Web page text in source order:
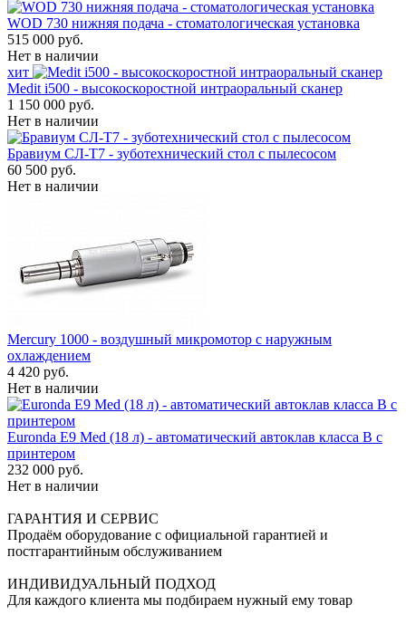
WOD 730 нижняя подача - стоматологическая установка
515 000 руб.
Нет в наличии
хит
Medit i500 - высокоскоростной интраоральный сканер
1 150 000 руб.
Нет в наличии
Бравиум СЛ-Т7 - зуботехнический стол с пылесосом
60 500 руб.
Нет в наличии
Mercury 1000 - воздушный микромотор с наружным
охлаждением
4 420 руб.
Нет в наличии
Euronda E9 Med (18 л) - автоматический автоклав класса B с
принтером
232 000 руб.
Нет в наличии
ГАРАНТИЯ И СЕРВИС
Продаём оборудование с официальной гарантией и
постгарантийным обслуживанием
ИНДИВИДУАЛЬНЫЙ ПОДХОД
Для каждого клиента мы подбираем нужный ему товар